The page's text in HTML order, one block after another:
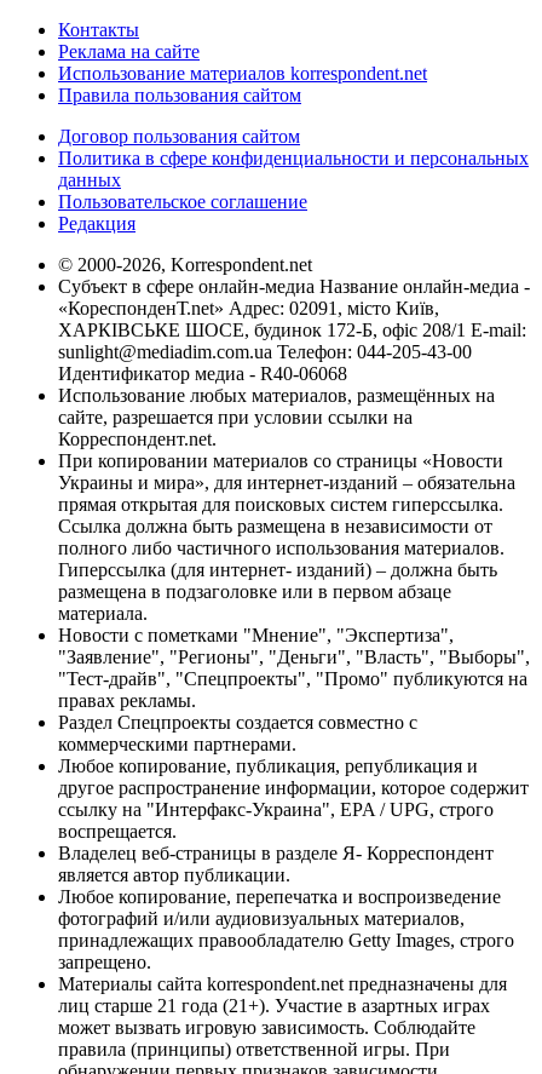
Контакты
Реклама на сайте
Использование материалов korrespondent.net
Правила пользования сайтом
Договор пользования сайтом
Политика в сфере конфиденциальности и персональных
данных
Пользовательское соглашение
Редакция
© 2000-2026, Korrespondent.net
Субъект в сфере онлайн-медиа Название онлайн-медиа -
«КореспонденТ.net» Адрес: 02091, місто Київ,
ХАРКІВСЬКЕ ШОСЕ, будинок 172-Б, офіс 208/1 E-mail:
sunlight@mediadim.com.ua Телефон: 044-205-43-00
Идентификатор медиа - R40-06068
Использование любых материалов, размещённых на
сайте, разрешается при условии ссылки на
Корреспондент.net.
При копировании материалов со страницы «Новости
Украины и мира», для интернет-изданий – обязательна
прямая открытая для поисковых систем гиперссылка.
Ссылка должна быть размещена в независимости от
полного либо частичного использования материалов.
Гиперссылка (для интернет- изданий) – должна быть
размещена в подзаголовке или в первом абзаце
материала.
Новости с пометками "Мнение", "Экспертиза",
"Заявление", "Регионы", "Деньги", "Власть", "Выборы",
"Тест-драйв", "Спецпроекты", "Промо" публикуются на
правах рекламы.
Раздел Спецпроекты создается совместно с
коммерческими партнерами.
Любое копирование, публикация, републикация и
другое распространение информации, которое содержит
ссылку на "Интерфакс-Украина", EPA / UPG, строго
воспрещается.
Владелец веб-страницы в разделе Я- Корреспондент
является автор публикации.
Любое копирование, перепечатка и воспроизведение
фотографий и/или аудиовизуальных материалов,
принадлежащих правообладателю Getty Images, строго
запрещено.
Материалы сайта korrespondent.net предназначены для
лиц старше 21 года (21+). Участие в азартных играх
может вызвать игровую зависимость. Соблюдайте
правила (принципы) ответственной игры. При